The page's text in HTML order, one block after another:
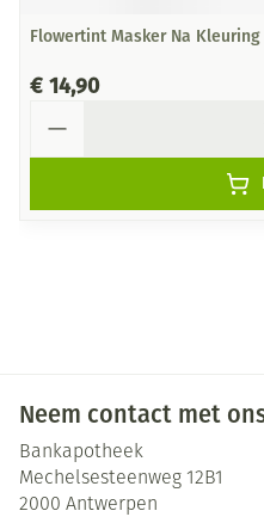
Flowertint Masker Na
€ 14,90
Neem contact met
Bankapotheek
Mechelsesteenweg 12B1
2000 Antwerpen